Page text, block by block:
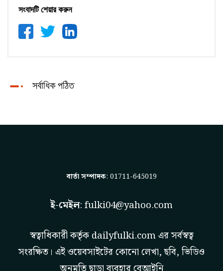
সংবাদটি শেয়ার করুন
সর্বাধিক পঠিত
বার্তা সম্পাদক: 01711-645019
ই-মেইল: fulki04@yahoo.com
স্বত্বাধিকারী কর্তৃক dailyfulki.comএর সর্বস্বত্ব
সংরক্ষিত। এই ওয়েবসাইটের কোনো লেখা, ছবি, ভিডিও